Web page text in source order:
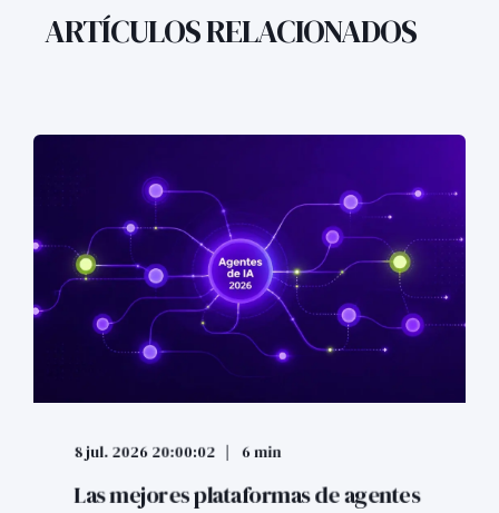
ARTÍCULOS RELACIONADOS
8 jul. 2026 20:00:02 6 min
Las mejores plataformas de agentes